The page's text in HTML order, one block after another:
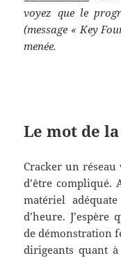
voyez que le
(message « Key
menée.
Le mot de
Cracker un
d’être compliqué.
matériel
d’heure.
de démonstration
dirigeants quant